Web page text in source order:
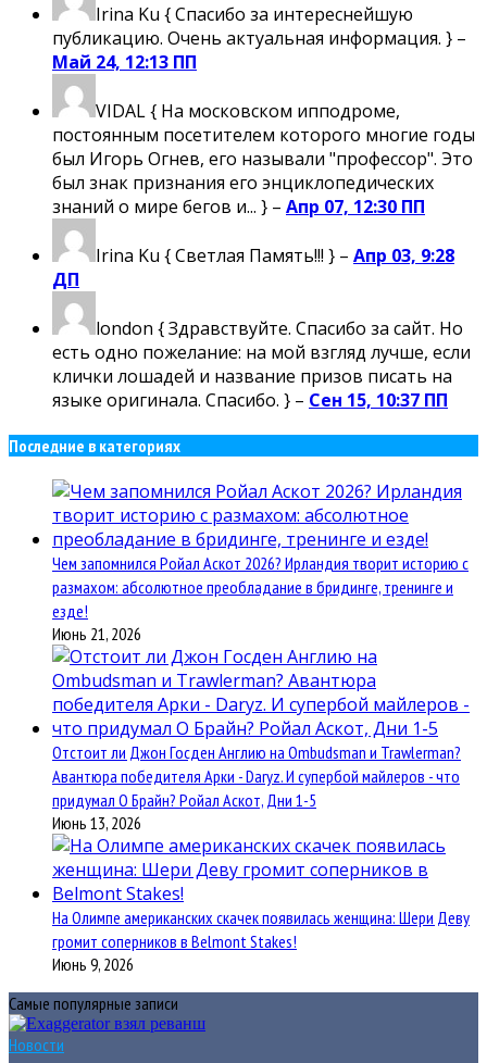
Irina Ku { Спасибо за интереснейшую
публикацию. Очень актуальная информация. } –
Май 24, 12:13 ПП
VIDAL{ На московском ипподроме,
постоянным посетителем которого многие годы
был Игорь Огнев, его называли "профессор". Это
был знак признания его энциклопедических
знаний о мире бегов и... } – Апр 07, 12:30 ПП
Irina Ku { Светлая Память!!! } – Апр 03, 9:28
ДП
london { Здравствуйте. Спасибо за сайт. Но
есть одно пожелание: на мой взгляд лучше, если
клички лошадей и название призов писать на
языке оригинала. Спасибо. } – Сен 15, 10:37 ПП
Последние в категориях
Чем запомнился Ройал Аскот 2026? Ирландия творит историю с
размахом: абсолютное преобладание в бридинге, тренинге и
езде!
Июнь 21, 2026
Отстоит ли Джон Госден Англию на Ombudsman и Trawlerman?
Авантюра победителя Арки - Daryz. И супербой майлеров - что
придумал О Брайн? Ройал Аскот, Дни 1-5
Июнь 13, 2026
На Олимпе американских скачек появилась женщина: Шери Деву
громит соперников в Belmont Stakes!
Июнь 9, 2026
Самые популярные записи
Новости